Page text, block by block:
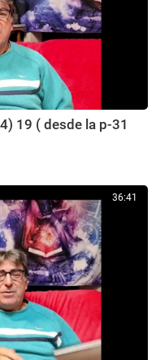
19 ( desde la p-31
36:41